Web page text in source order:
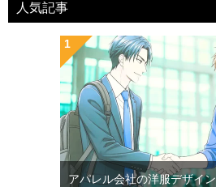
人気記事
アパレル会社の洋服デザイ